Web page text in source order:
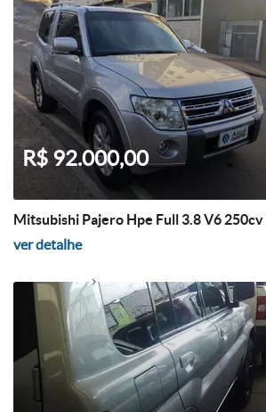
R$ 92.000,00
Mitsubishi Pajero Hpe Full 3.8 V6 250cv
ver detalhe